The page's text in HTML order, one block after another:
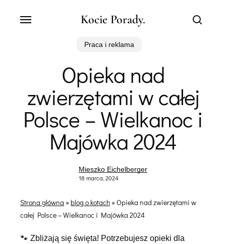
Kocie Porady.
Menu
Praca i reklama
Opieka nad
zwierzętami w całej
Polsce – Wielkanoc i
Majówka 2024
Mieszko Eichelberger
18 marca, 2024
Strona główna »blog o kotach »Opieka nad zwierzętami w
całej Polsce – Wielkanoc i Majówka 2024
🐾 Zbliżają się święta! Potrzebujesz opieki dla